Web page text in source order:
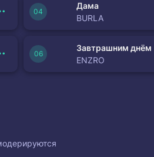
Дама
BURLA
Завтрашним днём
ENZRO